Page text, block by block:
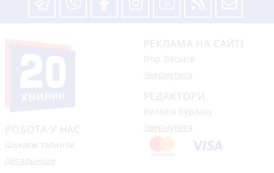
РОБОТА У НАС
Шукаєм таланти
Детальніше
РЕКЛАМА НА САЙТІ
Ігор Леськів
Звернутися
РЕДАКТОРИ
Наталія Бурлаку
Звернутися